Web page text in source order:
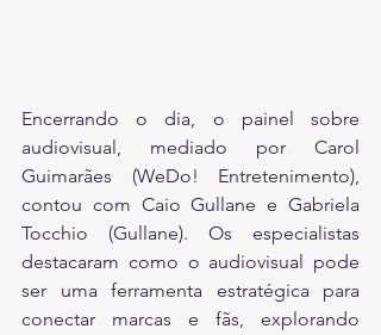
Encerrando o dia, o painel sobre
audiovisual, mediado por Carol
Guimarães (WeDo! Entretenimento),
contou com Caio Gullane e Gabriela
Tocchio (Gullane). Os especialistas
destacaram como o audiovisual pode
ser uma ferramenta estratégica para
conectar marcas e fãs, explorando